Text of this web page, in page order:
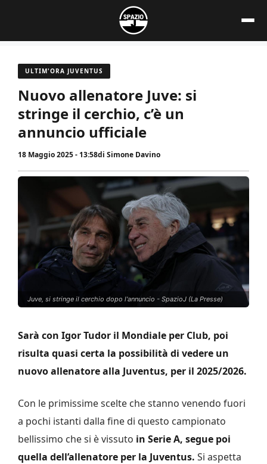
contenuto
ULTIM'ORA JUVENTUS
Nuovo allenatore Juve: si
stringe il cerchio, c’è un
annuncio ufficiale
18 Maggio 2025 - 13:58di Simone Davino
Juve, si stringe il cerchio dopo l'annuncio - SpazioJ (La Presse)
Sarà con Igor Tudor il Mondiale per Club, poi
risulta quasi certa la possibilità di vedere un
nuovo allenatore alla Juventus, per il 2025/2026.
Con le primissime scelte che stanno venendo fuori
a pochi istanti dalla fine di questo campionato
bellissimo che si è vissuto in Serie A, segue poi
quella dell’allenatore per la Juventus. Si aspetta